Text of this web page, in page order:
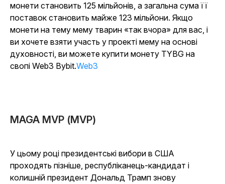
монети становить 125 мільйонів, а загальна сума її
поставок становить майже 123 мільйони. Якщо
монети на тему мему тварин «так вчора» для вас, і
ви хочете взяти участь у проекті мему на основі
духовності, ви можете купити монету TYBG на
свопі Web3 Bybit.Web3
MAGA MVP (MVP)
У цьому році президентські вибори в США
проходять пізніше, республіканець-кандидат і
колишній президент Дональд Трамп знову